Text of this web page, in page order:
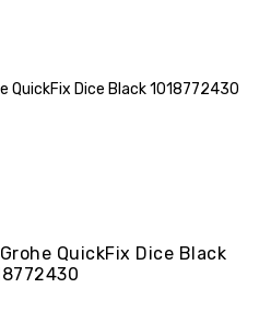
QuickFix Dice Black